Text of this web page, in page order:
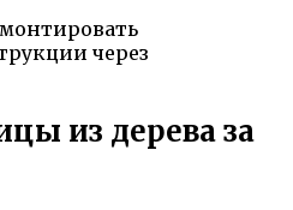
через
из дерева за